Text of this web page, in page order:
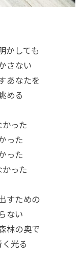
かしても
さない
あなたを
める
った
った
った
った
すための
ない
林の奥で
光る